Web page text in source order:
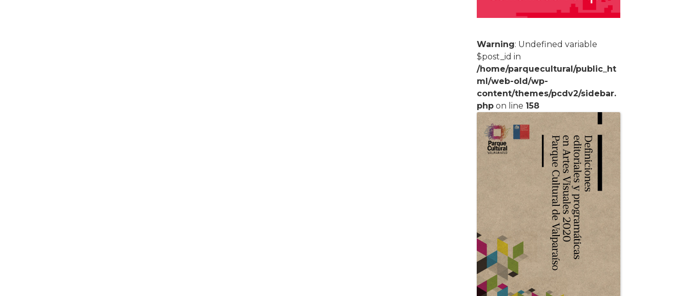
Warning: Undefined variable
$post_id in
/home/parquecultural/public_ht
ml/web-old/wp-
content/themes/pcdv2/sidebar.
php on line 158